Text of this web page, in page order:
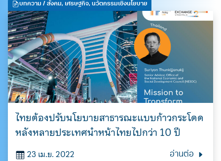
บทความ / สังคม, เศรษฐกิจ, นวัตกรรมเชิงนโยบาย
ไทยต้องปรับนโยบายสาธารณะแบบก้าวกระโดด
หลังหลายประเทศนำหน้าไทยไปกว่า 10 ปี
23 เม.ย. 2022 อ่านต่อ